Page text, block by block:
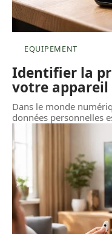
EQUIPEMENT
Identifier la
votre
Dans le monde
données personnelles